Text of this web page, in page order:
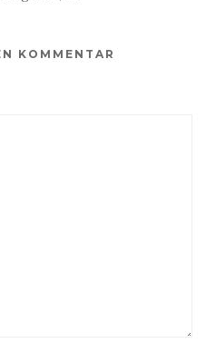
KOMMENTAR